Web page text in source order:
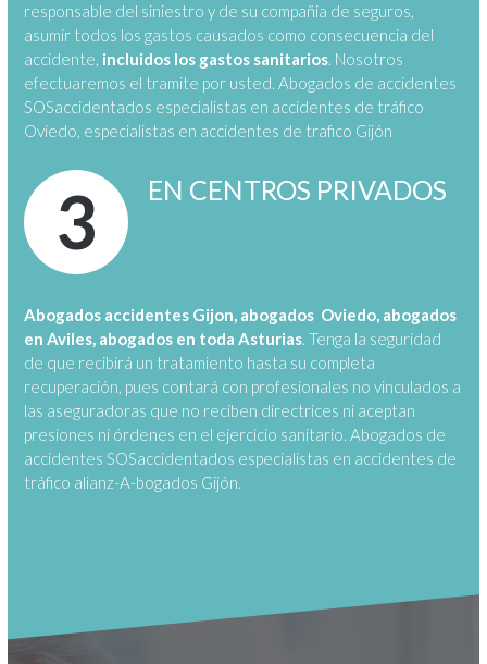
responsable del siniestro y de su compañi­a de seguros,
asumir todos los gastos causados como consecuencia del
accidente, incluidos los gastos sanitarios. Nosotros
efectuaremos el tramite por usted. Abogados de accidentes
SOSaccidentados especialistas en accidentes de tráfico
Oviedo, especialistas en accidentes de trafico Gijón
3 EN CENTROS PRIVADOS
Abogados accidentes Gijon, abogados Oviedo, abogados
en Aviles, abogados en toda Asturias. Tenga la seguridad
de que recibirá un tratamiento hasta su completa
recuperación, pues contará con profesionales no vinculados a
las aseguradoras que no reciben directrices ni aceptan
presiones ni órdenes en el ejercicio sanitario. Abogados de
accidentes SOSaccidentados especialistas en accidentes de
tráfico alianz-A-bogados Gijón.